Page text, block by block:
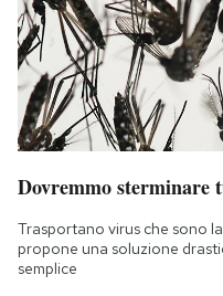
Dovremmo sterminare
Trasportano virus che sono
propone una soluzione
semplice